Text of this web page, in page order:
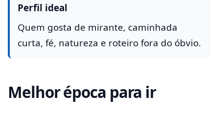
Perfil ideal
Quem gosta de mirante, caminhada
curta, fé, natureza e roteiro fora do óbvio.
Melhor época para ir